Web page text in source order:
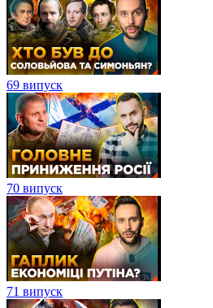
69 випуск
70 випуск
71 випуск